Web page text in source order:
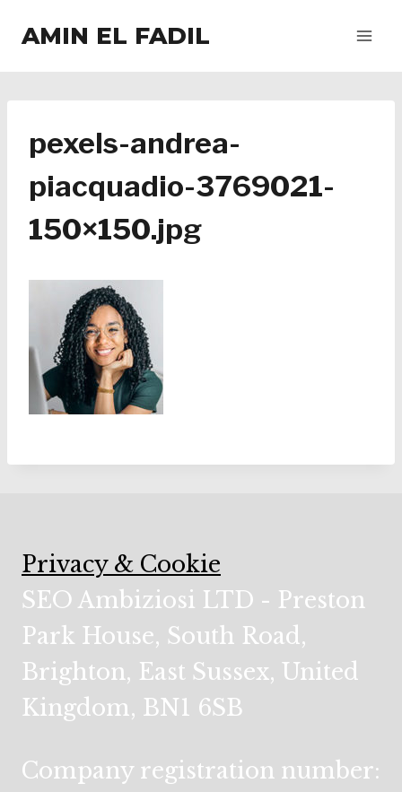
AMIN EL FADIL
pexels-andrea-
piacquadio-3769021-
150×150.jpg
Privacy & Cookie
SEO Ambiziosi LTD - Preston
Park House, South Road,
Brighton, East Sussex, United
Kingdom, BN1 6SB
Company registration number: